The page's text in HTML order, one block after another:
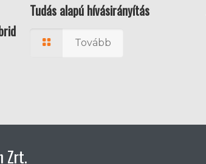
Tudás alapú hívásirányítás
Tovább
Zrt.